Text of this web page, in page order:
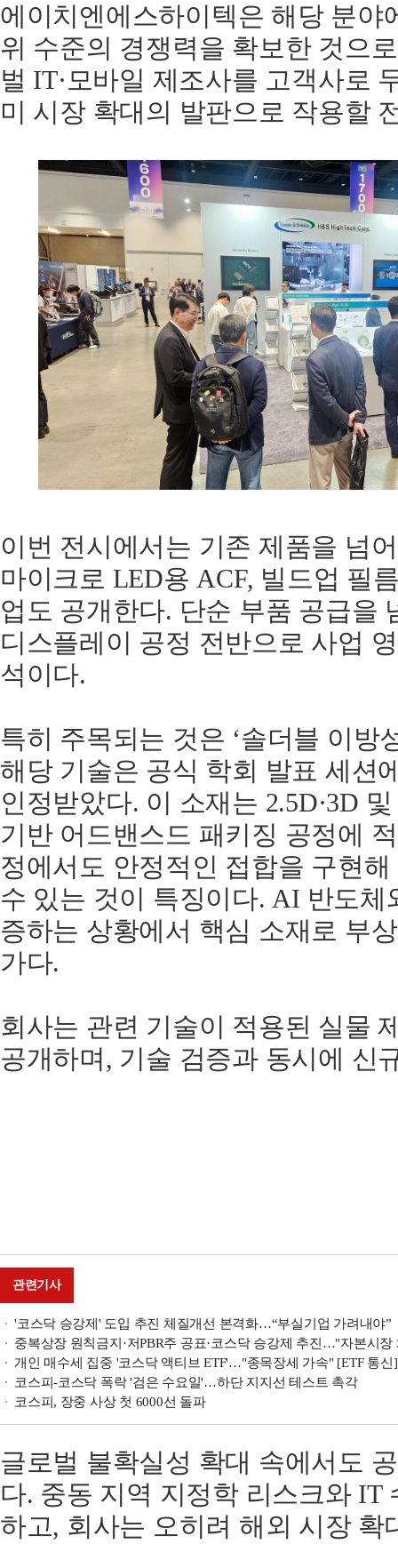
에이치엔에스하이텍은 해당 분야
위 수준의 경쟁력을 확보한 것으
벌 IT·모바일 제조사를 고객사로
미 시장 확대의 발판으로 작용할
이번 전시에서는 기존 제품을 넘
마이크로 LED용 ACF, 빌드업 필
업도 공개한다. 단순 부품 공급을
디스플레이 공정 전반으로 사업
석이다.
특히 주목되는 것은 ‘솔더블 이방
해당 기술은 공식 학회 발표 세션
인정받았다. 이 소재는 2.5D·3D
기반 어드밴스드 패키징 공정에
정에서도 안정적인 접합을 구현
수 있는 것이 특징이다. AI 반도체
증하는 상황에서 핵심 소재로 부
가다.
회사는 관련 기술이 적용된 실물
공개하며, 기술 검증과 동시에 신
관련기사
'코스닥 승강제' 도입 추진 체질개선 본격화…“부실기업 가려내야”
중복상장 원칙금지·저PBR주 공표·코스닥 승강제 추진…"자본시장
개인 매수세 집중 '코스닥 액티브 ETF'…"종목장세 가속" [ETF 통신]
코스피-코스닥 폭락 '검은 수요일'…하단 지지선 테스트 촉각
코스피, 장중 사상 첫 6000선 돌파
글로벌 불확실성 확대 속에서도
다. 중동 지역 지정학 리스크와 IT
하고, 회사는 오히려 해외 시장 확